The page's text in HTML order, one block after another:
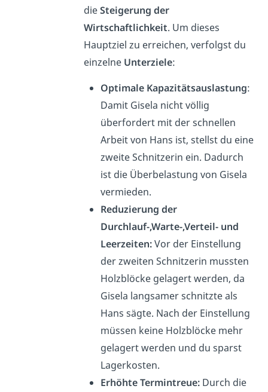
dieSteigerung der
Wirtschaftlichkeit. Um dieses
Hauptziel zu erreichen, verfolgst du
einzelne Unterziele:
Optimale Kapazitätsauslastung:
Damit Gisela nicht völlig
überfordert mit der schnellen
Arbeit von Hans ist, stellst du eine
zweite Schnitzerin ein. Dadurch
ist die Überbelastung von Gisela
vermieden.
Reduzierung der
Durchlauf-,Warte-,Verteil- und
Leerzeiten:Vor der Einstellung
der zweiten Schnitzerin mussten
Holzblöcke gelagert werden, da
Gisela langsamer schnitzte als
Hans sägte. Nach der Einstellung
müssen keine Holzblöcke mehr
gelagert werden und du sparst
Lagerkosten.
Erhöhte Termintreue: Durch die